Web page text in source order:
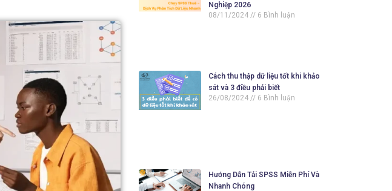
Nghiệp 2026
08/11/2024
6 Bình luận
Cách thu thập dữ liệu tốt khi khảo
sát và 3 điều phải biết
26/08/2024
6 Bình luận
Hướng Dẫn Tải SPSS Miễn Phí Và
Nhanh Chóng